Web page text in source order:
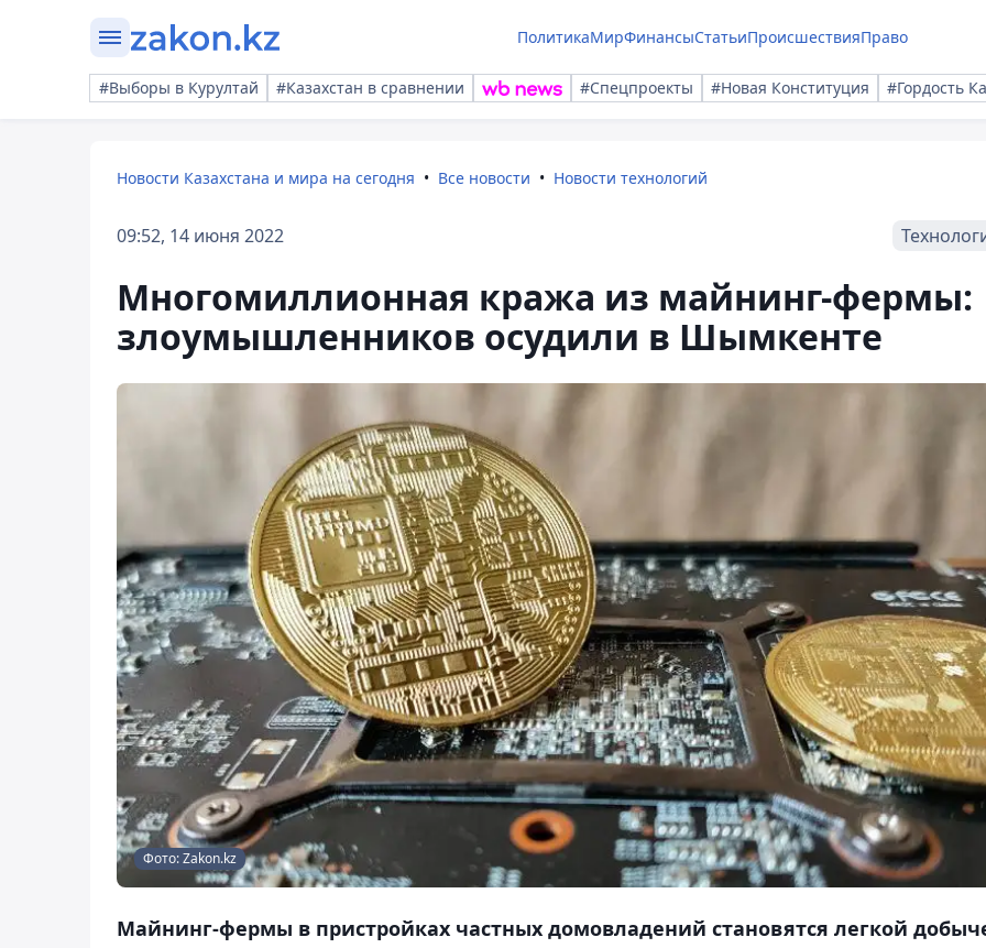
ПолитикаМирФинансыСтатьиПроисшествияПраво
#Выборы в Курултай #Казахстан в сравнении #Спецпроекты #Новая Конституция #Гордость
Новости Казахстана и мира на сегодня Все новости Новости технологий
09:52, 14 июня 2022
Многомиллионная кража из майнинг-фермы:
злоумышленников осудили в Шымкенте
Фото: Zakon.kz
Майнинг-фермы в пристройках частных домовладений становятся легкой